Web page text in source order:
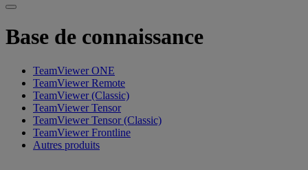
Base de connaissance
TeamViewer ONE
TeamViewer Remote
TeamViewer (Classic)
TeamViewer Tensor
TeamViewer Tensor (Classic)
TeamViewer Frontline
Autres produits